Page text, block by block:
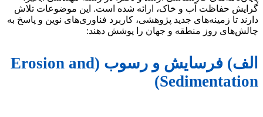
گرایش حفاظت آب و خاک، ارائه شده است. این موضوعات تلاش
دارند تا زمینه‌های جدید پژوهشی، کاربرد فناوری‌های نوین و پاسخ به
چالش‌های روز منطقه و جهان را پوشش دهند:
الف) فرسایش و رسوب (Erosion and
Sedimentation)